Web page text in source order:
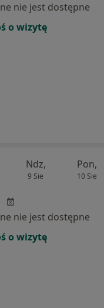
nie jest dostępne
o wizytę
Ndz,
9 Sie
Pon,
10 Sie
nie jest dostępne
o wizytę